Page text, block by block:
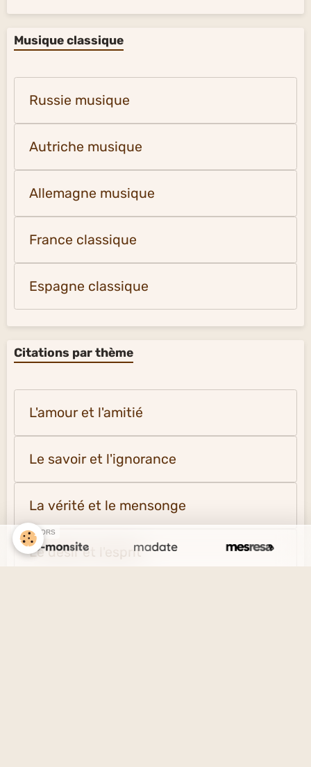
Musique classique
Russie musique
Autriche musique
Allemagne musique
France classique
Espagne classique
Citations par thème
L'amour et l'amitié
Le savoir et l'ignorance
La vérité et le mensonge
Le désir et l'esprit
SPONSORS